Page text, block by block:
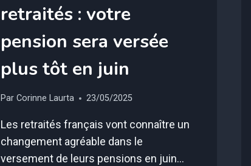
retraités : votre
pension sera versée
plus tôt en juin
Par Corinne Laurta 23/05/2025
Les retraités français vont connaître un
changement agréable dans le
versement de leurs pensions en juin…